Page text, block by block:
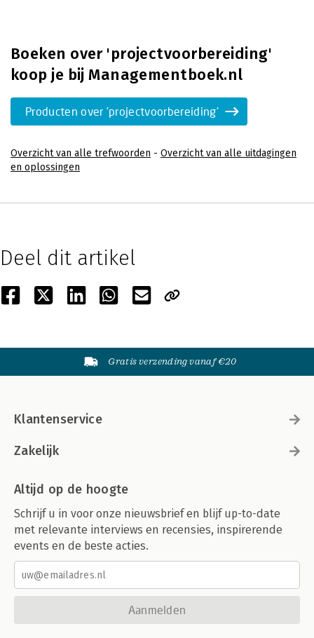
Boeken over 'projectvoorbereiding'
koop je bij Managementboek.nl
Producten over 'projectvoorbereiding'
Overzicht van alle trefwoorden - Overzicht van alle uitdagingen
en oplossingen
Deel dit artikel
Gratis verzending vanaf €20
Klantenservice
Zakelijk
Altijd op de hoogte
Schrijf u in voor onze nieuwsbrief en blijf up-to-date
met relevante interviews en recensies, inspirerende
events en de beste acties.
Aanmelden